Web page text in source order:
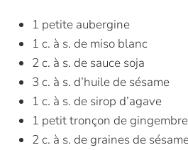
1 petite aubergine
1 c. à s. de miso blanc
2 c. à s. de sauce soja
3 c. à s. d’huile de sésame
1 c. à s. de sirop d’agave
1 petit tronçon de
2 c. à s. de graines de